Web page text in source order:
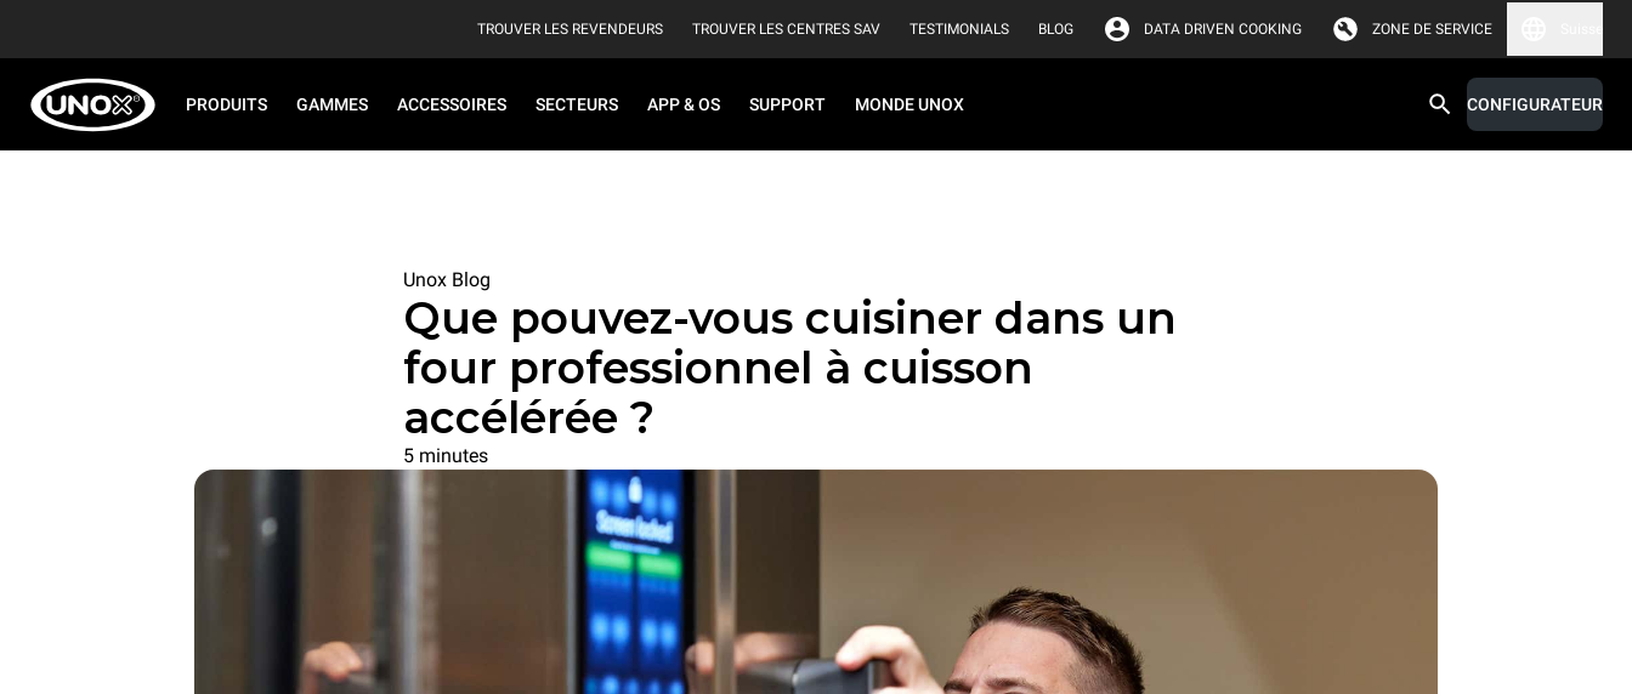
TROUVER LES REVENDEURS TROUVER LES CENTRES SAV TESTIMONIALS BLOG DATA DRIVEN COOKING ZONE DE SERVICE
PRODUITS GAMMES ACCESSOIRES SECTEURS APP & OS SUPPORT MONDE UNOX CONFIGURATEUR
Unox Blog
Que pouvez-vous cuisiner dans un
four professionnel à cuisson
accélérée ?
5 minutes